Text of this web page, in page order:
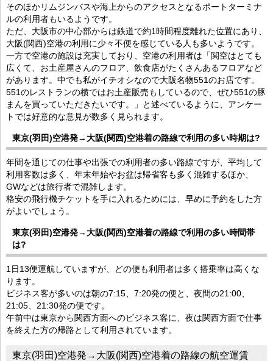
そのほかリムジンバスや海上からのアクセスとなるポートターミナ
ルの利用者もいるようです。
ただ、大阪市の中心部からは鉄道で約1時間程度離れた位置にあり、
大阪(関西)空港の利用に少々不便を感じている人も多いようです。
一方で空港の施設は充実しており、空港の利用者は「関空はとても
広くて、お土産屋さんのフロア、飲食店がたくさんあるフロアなど
があります。中でも私がイチオシなので大阪名物551のお店です。
551のレストランの横ではお土産販売もしているので、ぜひ551の豚
まんを買っていただきたいです。」と述べているように、アンケー
トでは好意的な意見が数多く見られます。
東京(羽田)空港発→大阪(関西)空港着の路線で利用の多い時期は?
年間を通じての仕事や出張での利用者の多い路線ですが、平均して
利用客数は多く、年末年始やお盆は帰省客も多く混雑するほか、
GWなどは旅行者で混雑します。
格安の飛行機チケットを手に入れるためには、早めに予約をした方
がよいでしょう。
東京(羽田)空港発→大阪(関西)空港着の路線で利用の多い時間帯
は?
1日13便運航していますが、どの便も利用者は多く搭乗率は高くな
ります。
ビジネス客が多いのは朝の7:15、7:20発の便と、夜間の21:00、
21:05、21:30発の便です。
午前中は東京から関西方面へのビジネス客に、夜は関西方面で仕事
を終えた方の帰路として利用されています。
東京(羽田)空港発→大阪(関西)空港着の路線の航空運賃